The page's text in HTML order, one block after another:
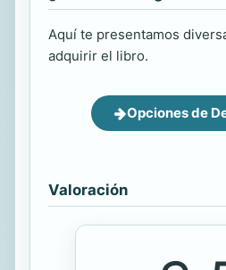
Aquí te presentamos
adquirir el libro.
Opciones de
Valoración